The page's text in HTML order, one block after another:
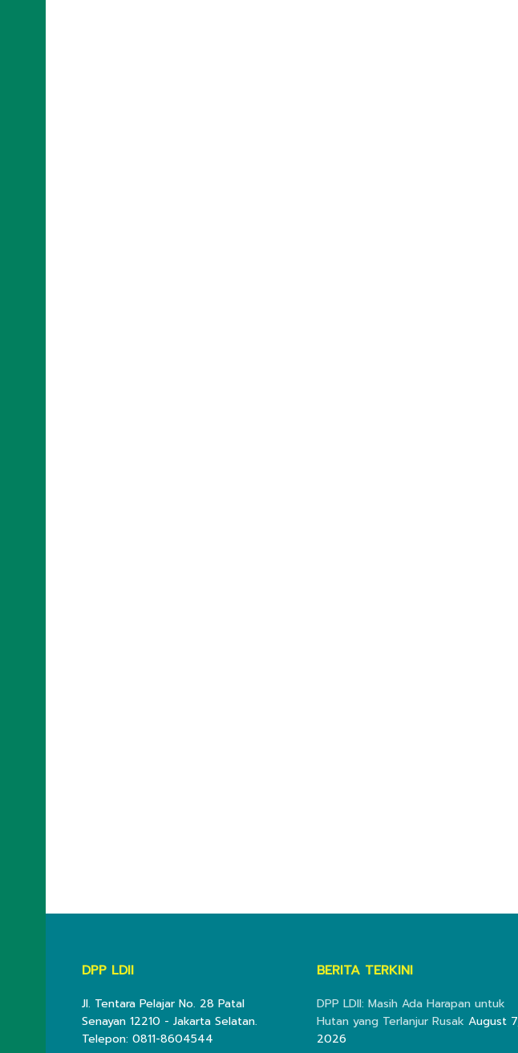
DPP LDII
Jl. Tentara Pelajar No. 28 Patal
Senayan 12210 - Jakarta Selatan.
Telepon: 0811-8604544
BERITA TERKINI
DPP LDII: Masih Ada Harapan untuk
Hutan yang Terlanjur Rusak August
2026